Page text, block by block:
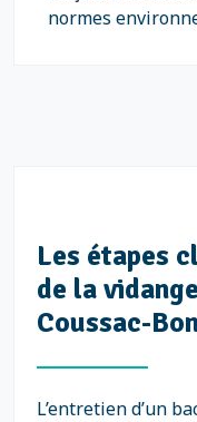
normes
Les étapes
de la
Coussac-
L’entretien d’un